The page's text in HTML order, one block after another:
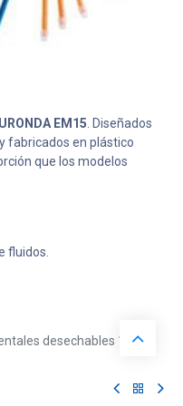
EM15 . Diseñados
fabricados en plástico
que los modelos
fluidos.
desechables 15cm